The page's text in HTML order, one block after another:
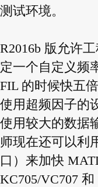
测试环境。
R2016b 版允许
定一个自定义频
FIL 的时候快五
使用超频因子的
使用较大的数据
师现在还可以利
口）来加快
KC705/VC707